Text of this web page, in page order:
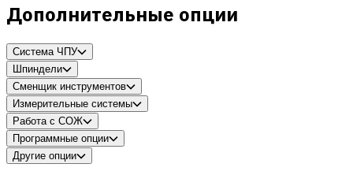
Дополнительные опции
Система ЧПУ
Шпиндели
Сменщик инструментов
Измерительные системы
Работа с СОЖ
Программные опции
Другие опции